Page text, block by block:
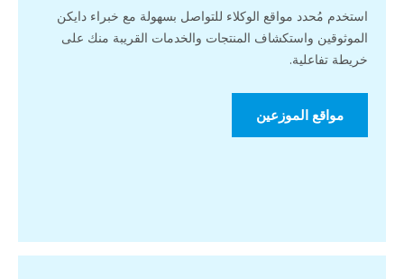
استخدم مُحدد مواقع الوكلاء للتواصل بسهولة مع خبراء دايكن
الموثوقين واستكشاف المنتجات والخدمات القريبة منك على
خريطة تفاعلية.
مواقع الموزعين